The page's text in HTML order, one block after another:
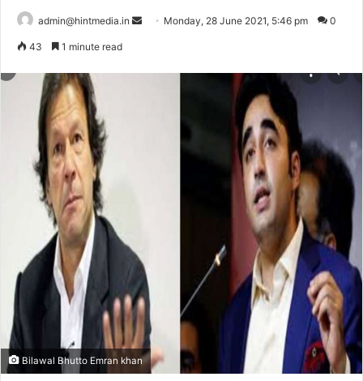
admin@hintmedia.in
Send Monday, 28 June 2021, 5:46 pm 0
43 1 minute read
Bilawal Bhutto Emran khan